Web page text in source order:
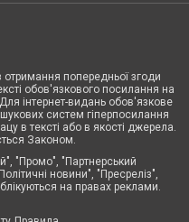
отримання попередньої згоди
обов'язкового посилання на
інтернет-видань обов'язкове
систем гіперпосилання
в тексті або в якості джерела.
Законом.
"Промо", "Партнерський
новини", "Пресреліз",
на правах реклами.